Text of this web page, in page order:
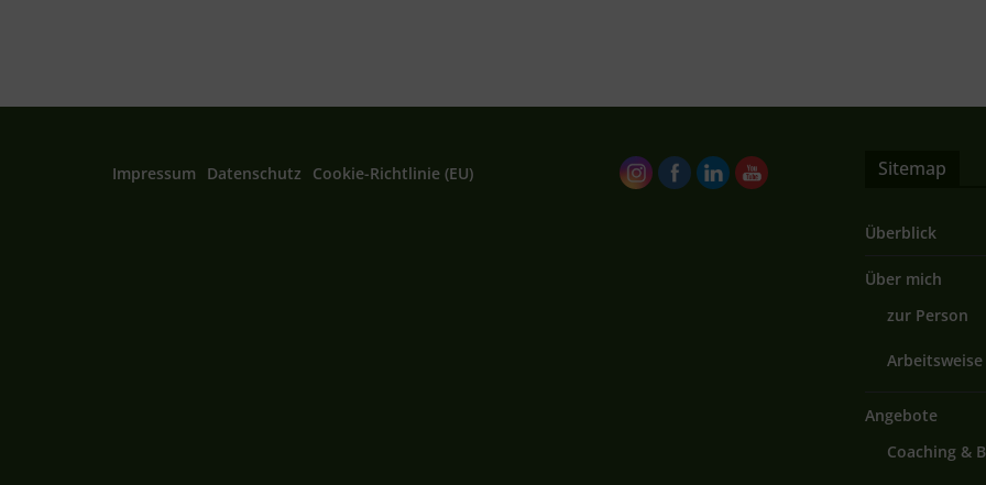
Impressum Datenschutz Cookie-Richtlinie (EU) Sitemap
Überblick
Über mich
zur Person
Arbeitsweise
Angebote
Coaching &